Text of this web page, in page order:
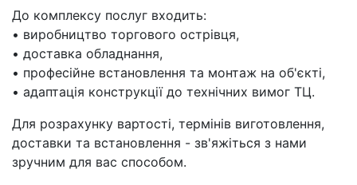
До комплексу послуг входить:
• виробництво торгового острівця,
• доставка обладнання,
• професійне встановлення та монтаж на об'єкті,
• адаптація конструкції до технічних вимог ТЦ.
Для розрахунку вартості, термінів виготовлення,
доставки та встановлення - зв'яжіться з нами
зручним для вас способом.